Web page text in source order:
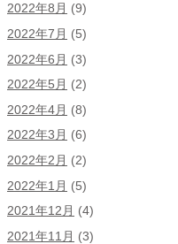
2022年8月 (9)
2022年7月 (5)
2022年6月 (3)
2022年5月 (2)
2022年4月 (8)
2022年3月 (6)
2022年2月 (2)
2022年1月 (5)
2021年12月 (4)
2021年11月 (3)